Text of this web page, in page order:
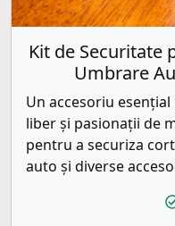
Kit de Securitate
Umbrare
Un accesoriu
liber și pasionații de
pentru a securiza
auto și diverse